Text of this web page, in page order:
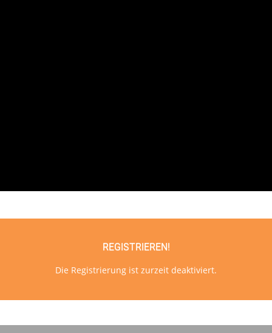
REGISTRIEREN!
Die Registrierung ist zurzeit deaktiviert.